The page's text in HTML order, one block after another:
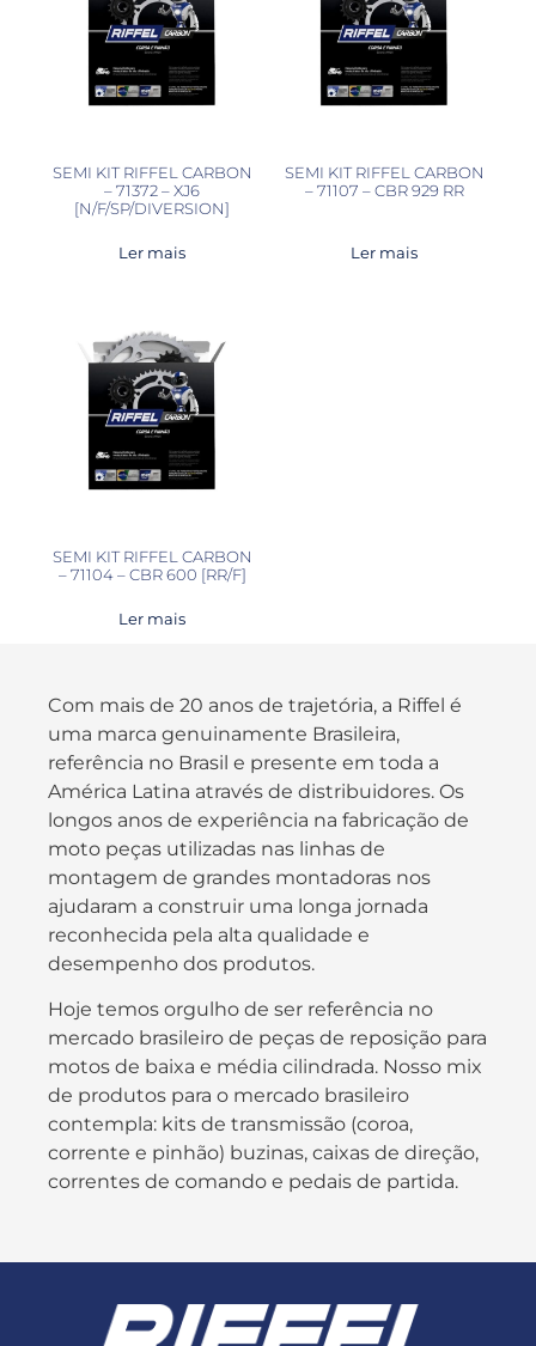
SEMI KIT RIFFEL CARBON
– 71372 – XJ6
[N/F/SP/DIVERSION]
Ler mais
SEMI KIT RIFFEL CARBON
– 71107 – CBR 929 RR
Ler mais
SEMI KIT RIFFEL CARBON
– 71104 – CBR 600 [RR/F]
Ler mais
Com mais de 20 anos de trajetória, a Riffel é
uma marca genuinamente Brasileira,
referência no Brasil e presente em toda a
América Latina através de distribuidores. Os
longos anos de experiência na fabricação de
moto peças utilizadas nas linhas de
montagem de grandes montadoras nos
ajudaram a construir uma longa jornada
reconhecida pela alta qualidade e
desempenho dos produtos.
Hoje temos orgulho de ser referência no
mercado brasileiro de peças de reposição para
motos de baixa e média cilindrada. Nosso mix
de produtos para o mercado brasileiro
contempla: kits de transmissão (coroa,
corrente e pinhão) buzinas, caixas de direção,
correntes de comando e pedais de partida.